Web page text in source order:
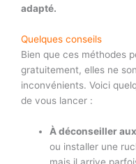
adapté.
Quelques conseils
Bien que ces méthodes
gratuitement, elles ne
inconvénients. Voici
de vous lancer :
À déconseiller
ou installer une